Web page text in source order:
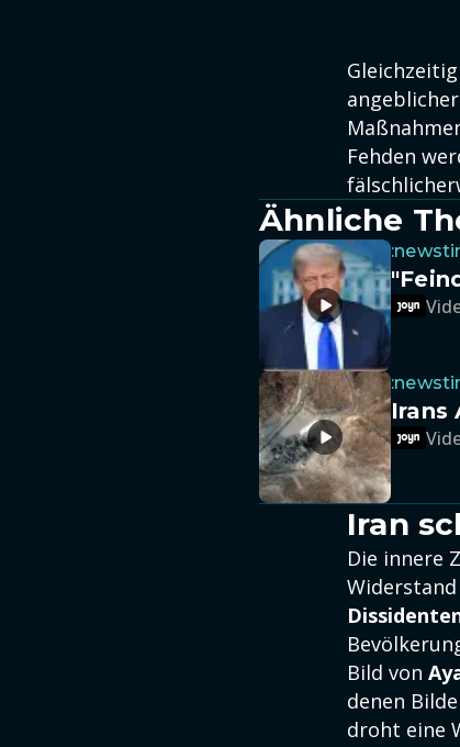
Gleichzeitig
Fehden
Ähnliche
Irans
Iran
Die innere
Bild von
denen
droht eine